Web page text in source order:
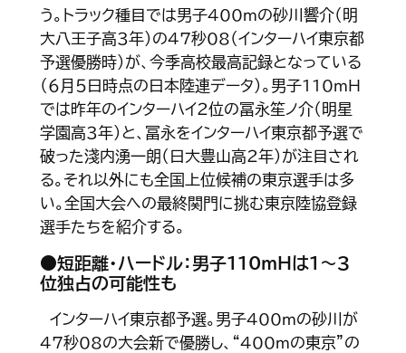
う。トラック種目では男子400ｍの砂川響介（明
大八王子高３年）の47秒08（インターハイ東京都
予選優勝時）が、今季高校最高記録となっている
（６月５日時点の日本陸連データ）。男子110ｍＨ
では昨年のインターハイ２位の冨永笙ノ介（明星
学園高３年）と、冨永をインターハイ東京都予選で
破った淺内湧一朗（日大豊山高２年）が注目され
る。それ以外にも全国上位候補の東京選手は多
い。全国大会への最終関門に挑む東京陸協登録
選手たちを紹介する。
●短距離・ハードル：男子110ｍＨは１～３
位独占の可能性も
インターハイ東京都予選。男子400ｍの砂川が
47秒08の大会新で優勝し、“400ｍの東京”の